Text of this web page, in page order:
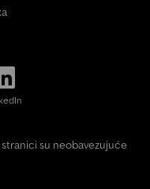
su neobavezujuće